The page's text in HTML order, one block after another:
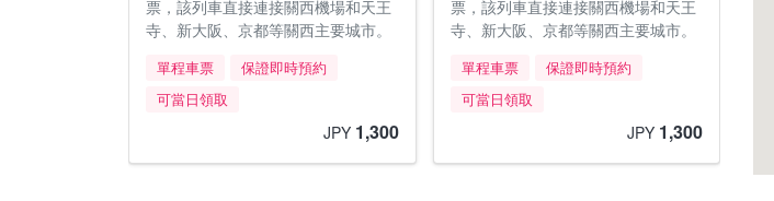
票，該列車直接連接關西機場和天王
寺、新大阪、京都等關西主要城市。
單程車票
保證即時預約
可當日領取
JPY 1,300
票，該列車直接連接關西機場和天王
寺、新大阪、京都等關西主要城市。
單程車票
保證即時預約
可當日領取
JPY 1,300